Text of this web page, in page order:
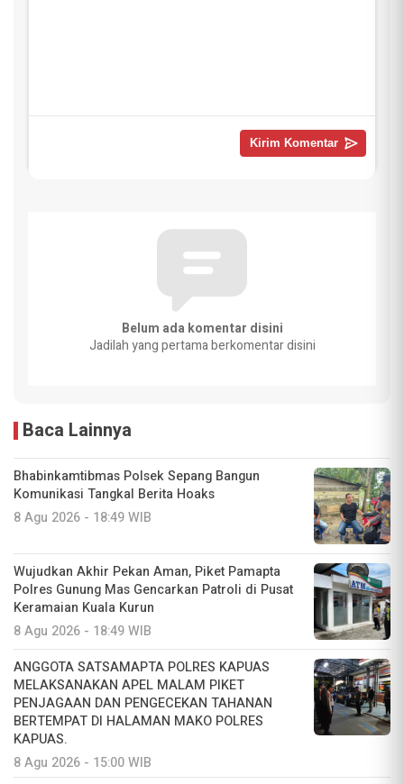
Belum ada komentar disini
Jadilah yang pertama berkomentar disini
Baca Lainnya
Bhabinkamtibmas Polsek Sepang Bangun
Komunikasi Tangkal Berita Hoaks
8 Agu 2026 - 18:49 WIB
Wujudkan Akhir Pekan Aman, Piket Pamapta
Polres Gunung Mas Gencarkan Patroli di Pusat
Keramaian Kuala Kurun
8 Agu 2026 - 18:49 WIB
ANGGOTA SATSAMAPTA POLRES KAPUAS
MELAKSANAKAN APEL MALAM PIKET
PENJAGAAN DAN PENGECEKAN TAHANAN
BERTEMPAT DI HALAMAN MAKO POLRES
KAPUAS.
8 Agu 2026 - 15:00 WIB